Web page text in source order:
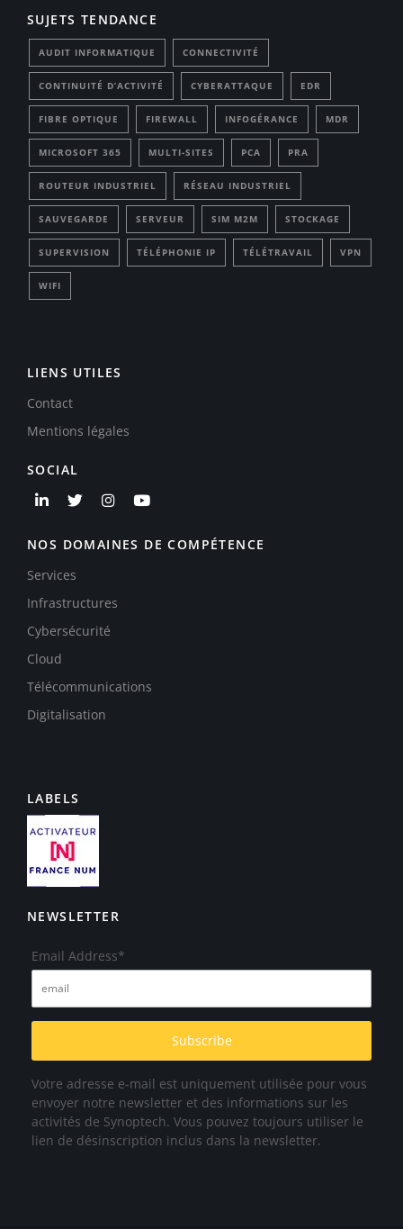
SUJETS TENDANCE
AUDIT INFORMATIQUE CONNECTIVITÉ
CONTINUITÉ D’ACTIVITÉ CYBERATTAQUE EDR
FIBRE OPTIQUE FIREWALL INFOGÉRANCE MDR
MICROSOFT 365 MULTI-SITES PCA PRA
ROUTEUR INDUSTRIEL RÉSEAU INDUSTRIEL
SAUVEGARDE SERVEUR SIM M2M STOCKAGE
SUPERVISION TÉLÉPHONIE IP TÉLÉTRAVAIL VPN
WIFI
LIENS UTILES
Contact
Mentions légales
SOCIAL
NOS DOMAINES DE COMPÉTENCE
Services
Infrastructures
Cybersécurité
Cloud
Télécommunications
Digitalisation
LABELS
NEWSLETTER
Email Address*
Votre adresse e-mail est uniquement utilisée pour vous
envoyer notre newsletter et des informations sur les
activités de Synoptech. Vous pouvez toujours utiliser le
lien de désinscription inclus dans la newsletter.